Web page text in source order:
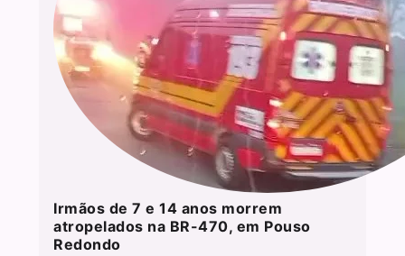
Irmãos de 7 e 14 anos morrem
atropelados na BR-470, em Pouso
Redondo